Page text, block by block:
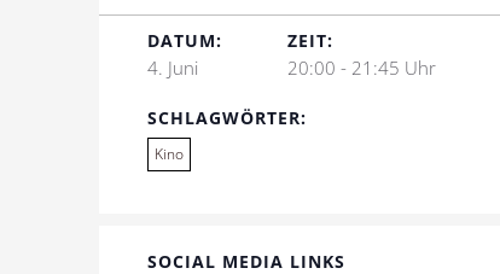
DATUM:
4. Juni
ZEIT:
20:00 - 21:45 Uhr
SCHLAGWÖRTER:
Kino
SOCIAL MEDIA LINKS